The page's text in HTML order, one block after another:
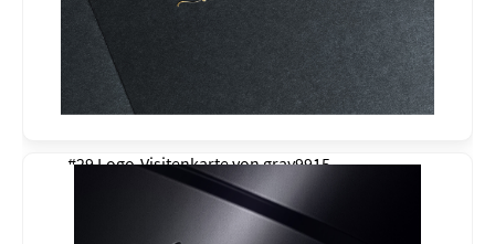
#29 Logo-Visitenkarte vongray9915